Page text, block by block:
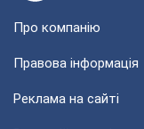
Про компанію
Правова інформація
Реклама на сайті